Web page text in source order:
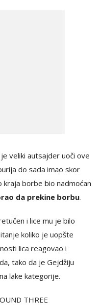
veliki autsajder uoči ove
do sada imao skor
kraja borbe bio nadmoćan
da prekine borbu.
i lice mu je bilo
koliko je uopšte
lica reagovao i
tako da je Gejdžiju
lake kategorije.
THREE